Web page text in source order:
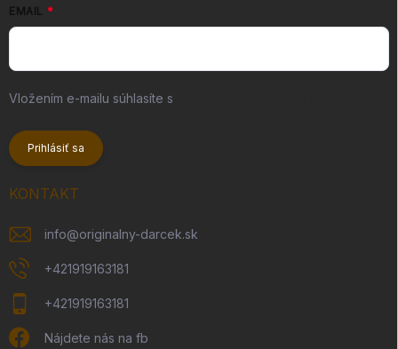
EMAIL
Vložením e-mailu súhlasíte s
Prihlásiť sa
KONTAKT
info@originalny-darcek.sk
+421919163181
+421919163181
Nájdete nás na fb